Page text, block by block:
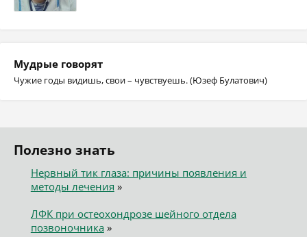
Мудрые говорят
Чужие годы видишь, свои – чувствуешь. (Юзеф Булатович)
Полезно знать
Нервный тик глаза: причины появления и
методы лечения »
ЛФК при остеохондрозе шейного отдела
позвоночника»